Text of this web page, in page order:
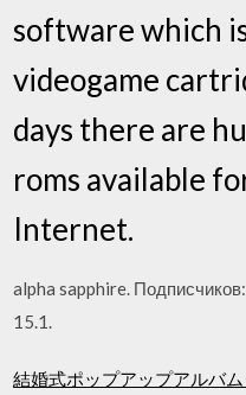
software which
videogame
days there are
roms available
Internet.
alpha sapphire.
15.1.
結婚式ポップアップアルバ